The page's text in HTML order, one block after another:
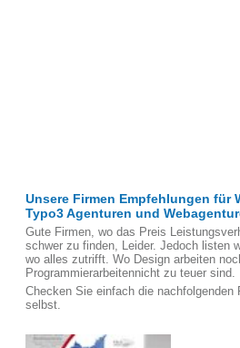
Unsere Firmen Empfehlungen für
Typo3 Agenturen und
Gute Firmen, wo das Preis
schwer zu finden, Leider. Jedoch listen
wo alles zutrifft. Wo Design arbeiten
Programmierarbeitennicht zu teuer sind.
Checken Sie einfach die nachfolgenden
selbst.